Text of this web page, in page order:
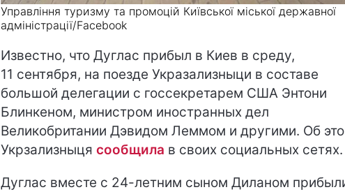
Управління туризму та промоцій Київської міської державної
адміністрації/Facebook
Известно, что Дуглас прибыл в Киев в среду,
11 сентября, на поезде Укразализныци в составе
большой делегации с госсекретарем США Энтони
Блинкеном, министром иностранных дел
Великобритании Дэвидом Леммом и другими. Об
Укрзализныця сообщила в своих социальных сетях.
Дуглас вместе с 24-летним сыном Диланом